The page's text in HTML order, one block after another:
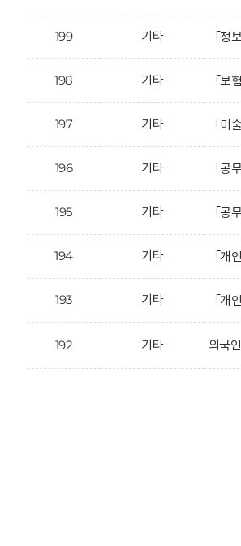
199 기타 「정
198 기타 「보
197 기타 「미
196 기타 「공
195 기타 「공
194 기타 「개
193 기타 「개
192 기타 외국